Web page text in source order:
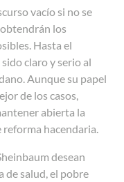
vacío si no se
los
Hasta el
claro y serio al
Aunque su papel
de los casos,
abierta la
reforma hacendaria.
desean
de salud, el pobre